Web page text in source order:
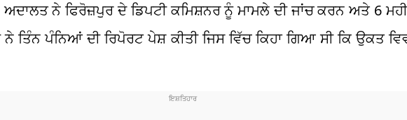
ਨੇ ਫਿਰੋਜ਼ਪੁਰ ਦੇ ਡਿਪਟੀ ਕਮਿਸ਼ਨਰ ਨੂੰ ਮਾਮਲੇ ਦੀ ਜਾਂਚ ਕਰਨ ਅਤੇ 6
ਤਿੰਨ ਪੰਨਿਆਂ ਦੀ ਰਿਪੋਰਟ ਪੇਸ਼ ਕੀਤੀ ਜਿਸ ਵਿੱਚ ਕਿਹਾ ਗਿਆ ਸੀ ਕਿ ਉਕਤ